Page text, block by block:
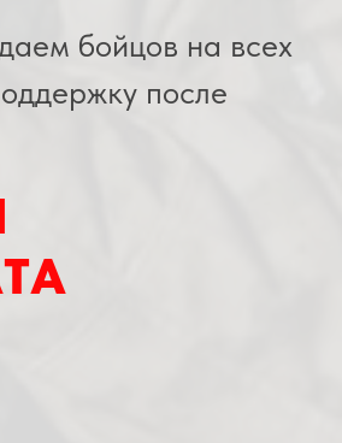
бойцов на всех
после